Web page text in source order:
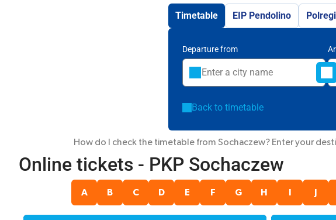
Timetable EIP Pendolino
Departure from
Back to timetable
How do I check the timetable from Sochaczew? Enter your
Online tickets - PKP Sochaczew
A B C D E F G H